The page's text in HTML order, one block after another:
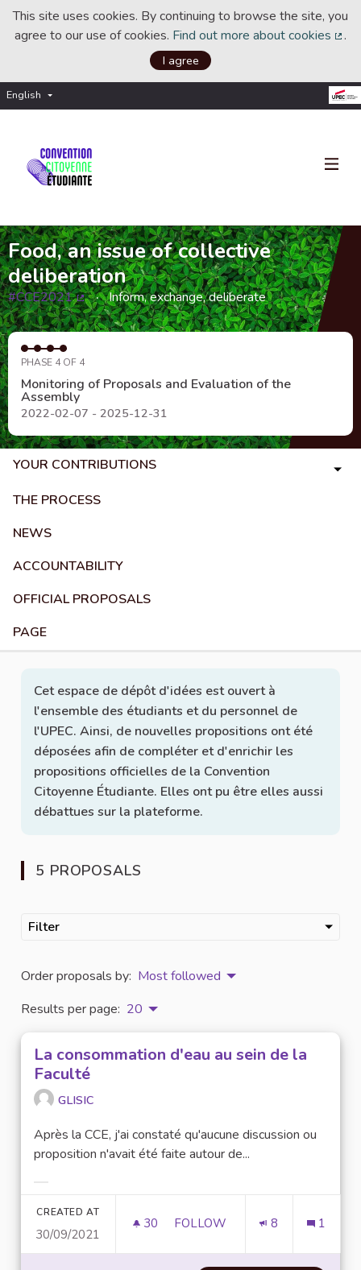
This site uses cookies. By continuing to browse the site, you
agree to our use of cookies. Find out more about cookies .
I agree
English Choisir la langue
Food, an issue of collective
deliberation
#CCE2021
(External link)
Inform, exchange, deliberate
PHASE 4 OF 4
Monitoring of Proposals and Evaluation of the
Assembly
2022-02-07 - 2025-12-31
YOUR CONTRIBUTIONS
THE PROCESS
NEWS
ACCOUNTABILITY
OFFICIAL PROPOSALS
PAGE
Cet espace de dépôt d'idées est ouvert à
l'ensemble des étudiants et du personnel de
l'UPEC. Ainsi, de nouvelles propositions ont été
déposées afin de compléter et d'enrichir les
propositions officielles de la Convention
Citoyenne Étudiante. Elles ont pu être elles aussi
débattues sur la plateforme.
5 PROPOSALS
Filter
Order proposals by: Most followed
Results per page: 20
La consommation d'eau au sein de la
Faculté
GLISIC
Après la CCE, j'ai constaté qu'aucune discussion ou
proposition n'avait été faite autour de...
CREATED AT
30/09/2021
30 30 FOLLOWERS
FOLLOW 8 1